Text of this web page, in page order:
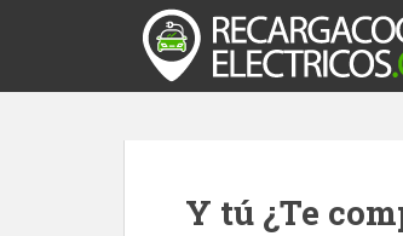
p
Y tú ¿Te